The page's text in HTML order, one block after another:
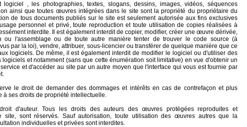
, les photographies, textes, slogans, dessins, images, vidéos, séquences
ainsi que toutes œuvres intégrées dans le site sont la propriété du propriétaire du
de tous documents publiés sur le site est seulement autorisée aux fins exclusives
personnel et privé, toute reproduction et toute utilisation de copies réalisées à
interdite. Il est également interdit de copier, modifier, créer une œuvre dérivée,
ou l'assemblage ou de toute autre manière tenter de trouver le code source (à
par la loi), vendre, attribuer, sous-licencier ou transférer de quelque manière que ce
logiciels. De même, il est également interdit de modifier le logiciel ou d'utiliser des
et notamment (sans que cette énumération soit limitative) en vue d'obtenir un
et d'accéder au site par un autre moyen que l'interface qui vous est fournie par
le droit de demander des dommages et intérêts en cas de contrefaçon et plus
à ses droits de propriété intellectuelle.
d'auteur. Tous les droits des auteurs des œuvres protégées reproduites et
site, sont réservés. Sauf autorisation, toute utilisation des œuvres autres que la
individuelles et privées sont interdites.